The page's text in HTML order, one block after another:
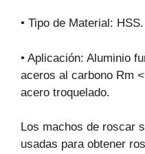
• Tipo de Material: HSS.
• Aplicación: Aluminio
aceros al carbono Rm
acero troquelado.
Los machos de roscar
usadas para obtener